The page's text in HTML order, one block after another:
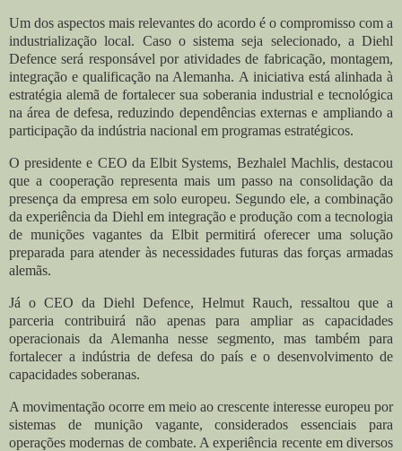
Um dos aspectos mais relevantes do acordo é o compromisso com a
industrialização local. Caso o sistema seja selecionado, a Diehl
Defence será responsável por atividades de fabricação, montagem,
integração e qualificação na Alemanha. A iniciativa está alinhada à
estratégia alemã de fortalecer sua soberania industrial e tecnológica
na área de defesa, reduzindo dependências externas e ampliando a
participação da indústria nacional em programas estratégicos.
O presidente e CEO da Elbit Systems, Bezhalel Machlis, destacou
que a cooperação representa mais um passo na consolidação da
presença da empresa em solo europeu. Segundo ele, a combinação
da experiência da Diehl em integração e produção com a tecnologia
de munições vagantes da Elbit permitirá oferecer uma solução
preparada para atender às necessidades futuras das forças armadas
alemãs.
Já o CEO da Diehl Defence, Helmut Rauch, ressaltou que a
parceria contribuirá não apenas para ampliar as capacidades
operacionais da Alemanha nesse segmento, mas também para
fortalecer a indústria de defesa do país e o desenvolvimento de
capacidades soberanas.
A movimentação ocorre em meio ao crescente interesse europeu por
sistemas de munição vagante, considerados essenciais para
operações modernas de combate. A experiência recente em diversos